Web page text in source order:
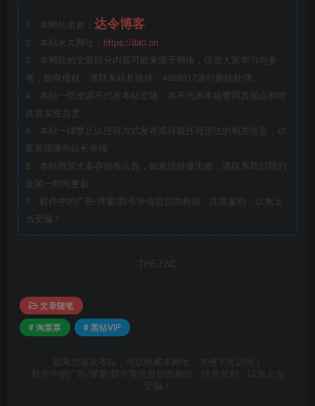
1、本网站名称： 达令博客
2、本站永久网址： https://da0.cn
3、本网站的文章部分内容可能来源于网络，仅供大家学习与参
考，如有侵权，请联系站长微信：4089317进行删除处理。
4、本站一切资源不代表本站立场，并不代表本站赞同其观点和对
其真实性负责。
5、本站一律禁止以任何方式发布或转载任何违法的相关信息，访
客发现请向站长举报
6、本站资源大多存储在云盘，如发现链接失效，请联系我们我们
会第一时间更新。
7、软件中的广告/弹窗/群号等信息切勿相信，注意鉴别，以免上
当受骗！
THE END
文章随笔
# 淘票票
# 黑钻VIP
如果您喜欢本站，可以收藏本网址，方便下次访问！
软件中的广告/弹窗/群号等信息切勿相信，注意鉴别，以免上当
受骗！